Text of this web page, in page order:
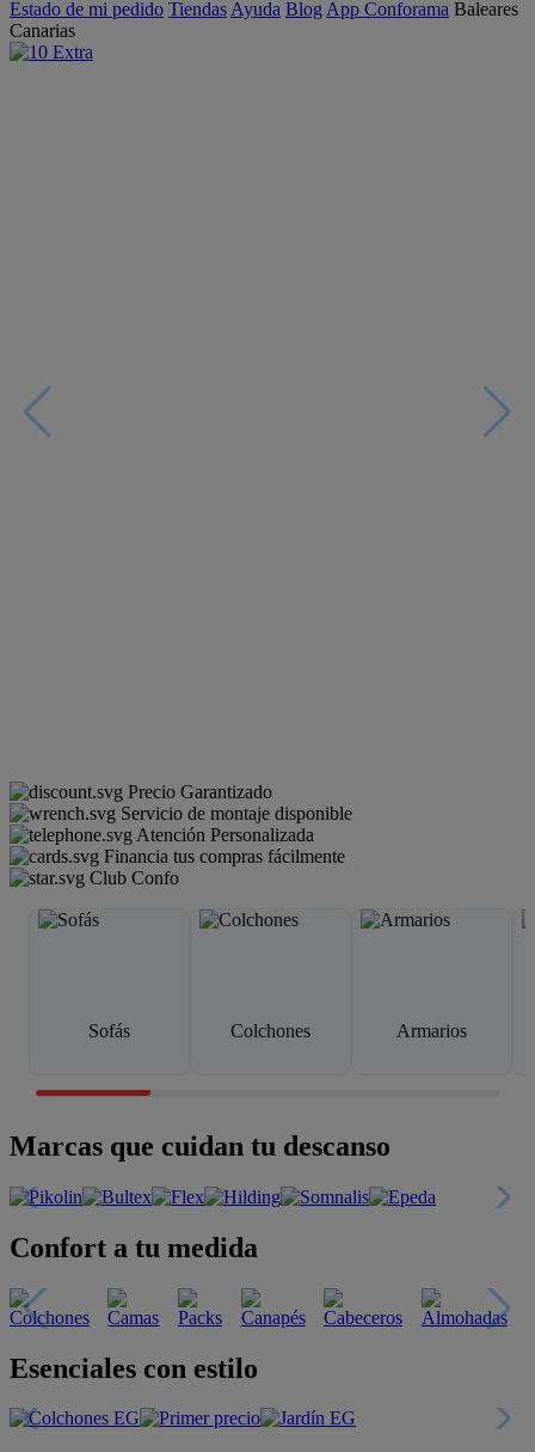
Estado de mi pedido Tiendas Ayuda Blog App Conforama Baleares
Canarias
Precio Garantizado
Servicio de montaje disponible
Atención Personalizada
Financia tus compras fácilmente
Club Confo
Sofás Colchones Armarios
Marcas que cuidan tu descanso
Confort a tu medida
Esenciales con estilo